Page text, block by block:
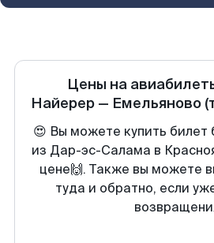
Цены на
Найерер — Емельяново
😍 Вы можете купить билет
из Дар-эс-Салама в
цене🙌. Также вы можете
туда и обратно, если